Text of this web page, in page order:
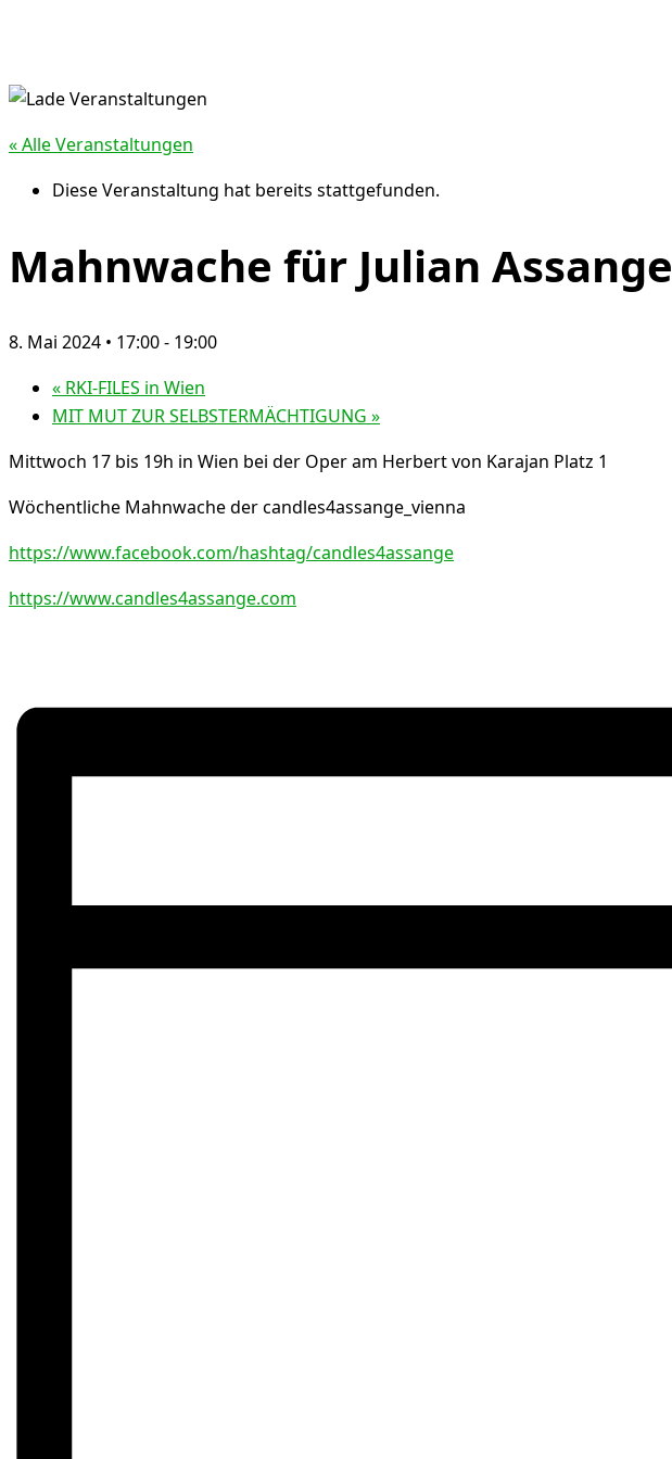
« Alle Veranstaltungen
Diese Veranstaltung hat bereits stattgefunden.
Mahnwache für Julian Assange
8. Mai 2024 • 17:00- 19:00
« RKI-FILES in Wien
MIT MUT ZUR SELBSTERMÄCHTIGUNG »
Mittwoch 17 bis 19h in Wien bei der Oper am Herbert von Karajan Platz 1
Wöchentliche Mahnwache der candles4assange_vienna
https://www.facebook.com/hashtag/candles4assange
https://www.candles4assange.com